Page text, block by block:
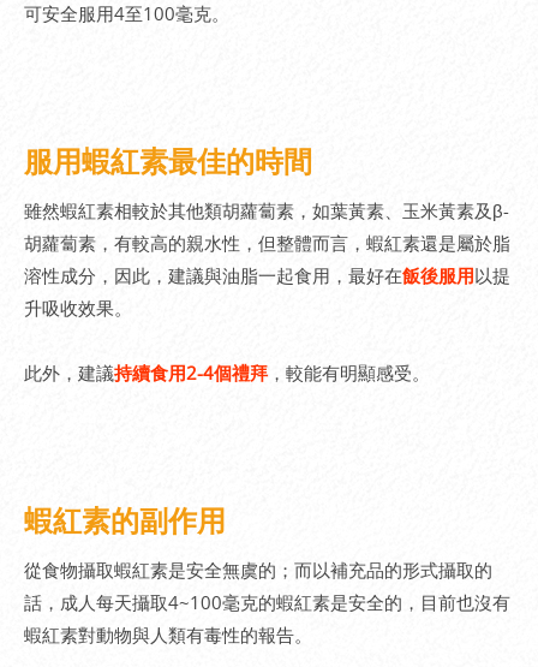
可安全服用4至100毫克。
服用蝦紅素最佳的時間
雖然蝦紅素相較於其他類胡蘿蔔素，如葉黃素、玉米黃素及β-
胡蘿蔔素，有較高的親水性，但整體而言，蝦紅素還是屬於脂
溶性成分，因此，建議與油脂一起食用，最好在飯後服用以提
升吸收效果。
此外，建議持續食用2-4個禮拜，較能有明顯感受。
蝦紅素的副作用
從食物攝取蝦紅素是安全無虞的；而以補充品的形式攝取的
話，成人每天攝取4~100毫克的蝦紅素是安全的，目前也沒有
蝦紅素對動物與人類有毒性的報告。